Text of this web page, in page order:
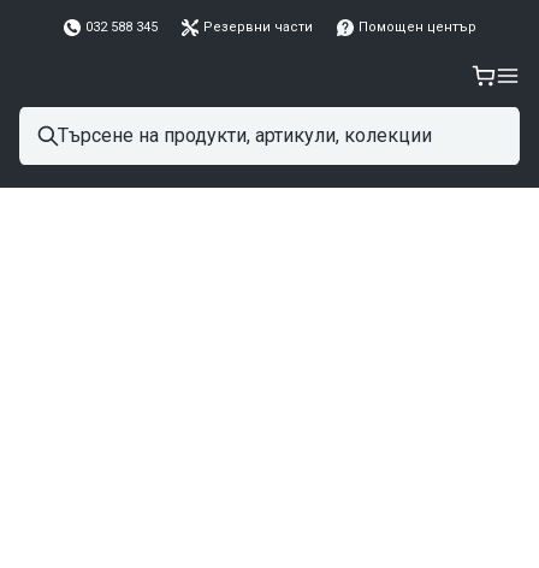
032 588 345 Резервни части Помощен център